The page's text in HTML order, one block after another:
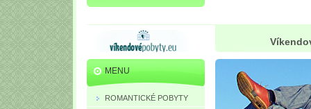
MENU
ROMANTICKÉ POBYTY